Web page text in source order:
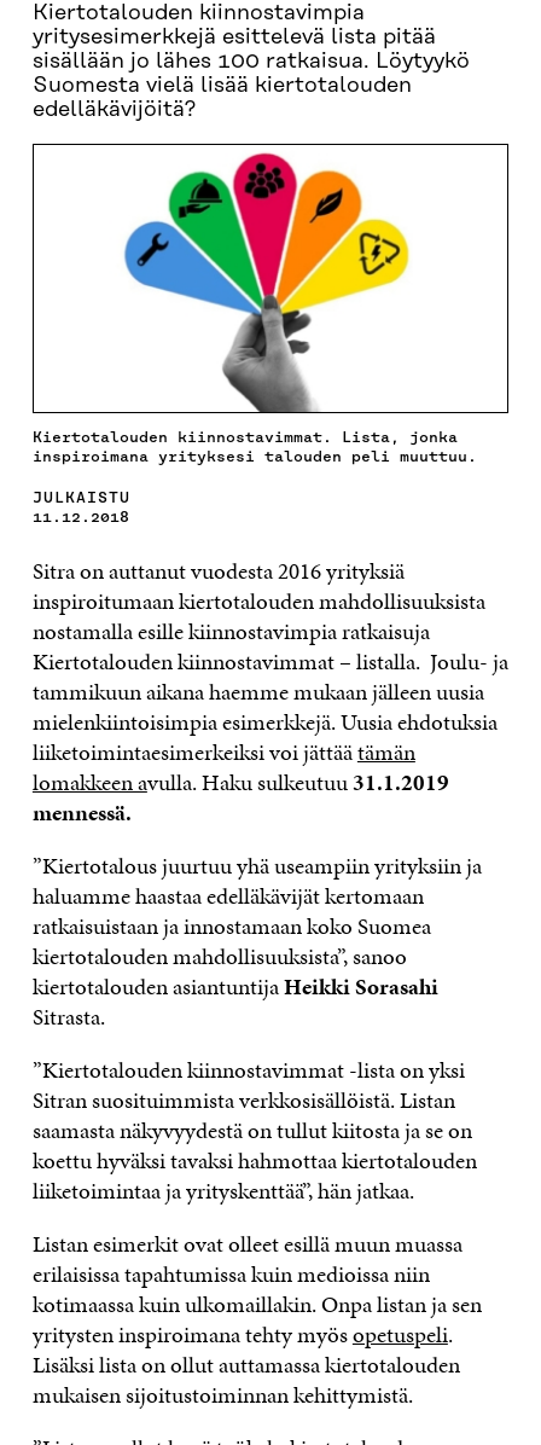
Kiertotalouden kiinnostavimpia
yritysesimerkkejä esittelevä lista pitää
sisällään jo lähes 100 ratkaisua. Löytyykö
Suomesta vielä lisää kiertotalouden
edelläkävijöitä?
Kiertotalouden kiinnostavimmat. Lista, jonka
inspiroimana yrityksesi talouden peli muuttuu.
JULKAISTU
11.12.2018
Sitra on auttanut vuodesta 2016 yrityksiä
inspiroitumaan kiertotalouden mahdollisuuksista
nostamalla esille kiinnostavimpia ratkaisuja
Kiertotalouden kiinnostavimmat – listalla. Joulu- ja
tammikuun aikana haemme mukaan jälleen uusia
mielenkiintoisimpia esimerkkejä. Uusia ehdotuksia
liiketoimintaesimerkeiksi voi jättäätämän
lomakkeen avulla. Haku sulkeutuu31.1.2019
mennessä.
”Kiertotalous juurtuu yhä useampiin yrityksiin ja
haluamme haastaa edelläkävijät kertomaan
ratkaisuistaan ja innostamaan koko Suomea
kiertotalouden mahdollisuuksista”, sanoo
kiertotalouden asiantuntijaHeikki Sorasahi
Sitrasta.
”Kiertotalouden kiinnostavimmat -lista on yksi
Sitran suosituimmista verkkosisällöistä. Listan
saamasta näkyvyydestä on tullut kiitosta ja se on
koettu hyväksi tavaksi hahmottaa kiertotalouden
liiketoimintaa ja yrityskenttää”, hän jatkaa.
Listan esimerkit ovat olleet esillä muun muassa
erilaisissa tapahtumissa kuin medioissa niin
kotimaassa kuin ulkomaillakin. Onpa listan ja sen
yritysten inspiroimana tehty myösopetuspeli.
Lisäksi lista on ollut auttamassa kiertotalouden
mukaisen sijoitustoiminnan kehittymistä.